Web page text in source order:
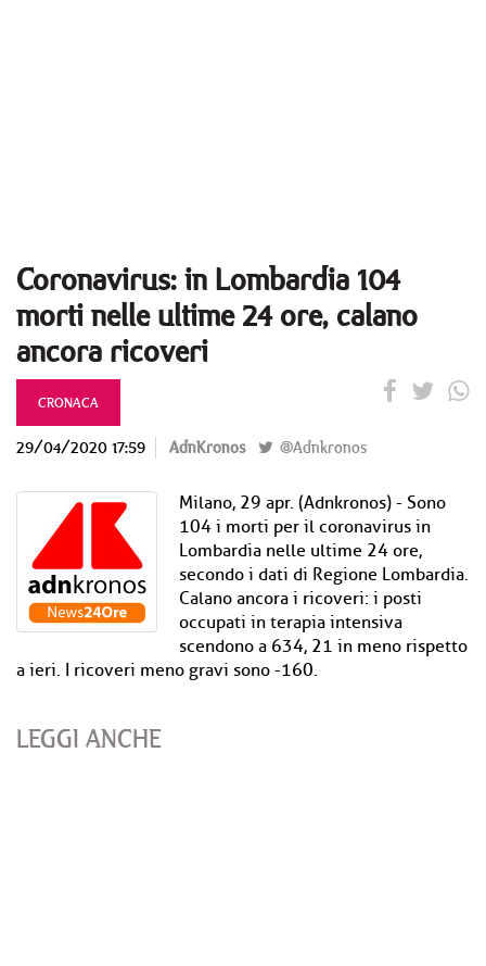
Coronavirus: in Lombardia 104
morti nelle ultime 24 ore, calano
ancora ricoveri
CRONACA
29/04/2020 17:59 AdnKronos @Adnkronos
Milano, 29 apr. (Adnkronos) - Sono
104 i morti per il coronavirus in
Lombardia nelle ultime 24 ore,
secondo i dati di Regione Lombardia.
Calano ancora i ricoveri: i posti
occupati in terapia intensiva
scendono a 634, 21 in meno rispetto
a ieri. I ricoveri meno gravi sono -160.
LEGGI ANCHE